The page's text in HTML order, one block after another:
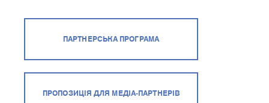
ПАРТНЕРСЬКА ПРОГРАМА
ПРОПОЗИЦІЯ ДЛЯ МЕДІА-ПАРТНЕРІВ